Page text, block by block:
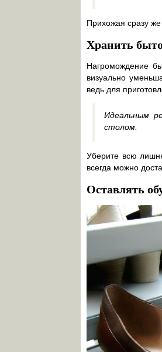
Прихожая сразу же
Хранить
Нагромождение
визуально
ведь для
Идеальным
столом.
Уберите всю
всегда можно
Оставлять